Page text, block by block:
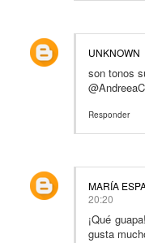
UNKNOWN
son tonos
Responder
MARÍA
20:20
¡Qué
gusta